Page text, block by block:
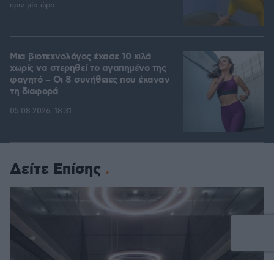
πριν μία ώρα
Μια βιοτεχνολόγος έχασε 10 κιλά
χωρίς να στερηθεί το αγαπημένο της
φαγητό – Οι 8 συνήθειες που έκαναν
τη διαφορά
05.08.2026, 18:31
Δείτε Επίσης